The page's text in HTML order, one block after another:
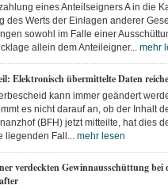
eines Anteilseigners A in die
des Werts der Einlagen anderer
sowohl im Falle einer
allein dem Anteileigner... mehr
Elektronisch übermittelte Daten
kann immer geändert
es nicht darauf an, ob der Inhalt
(BFH) jetzt mitteilte, hat dies
liegenden Fall... mehr lesen
verdeckten Gewinnausschüttung